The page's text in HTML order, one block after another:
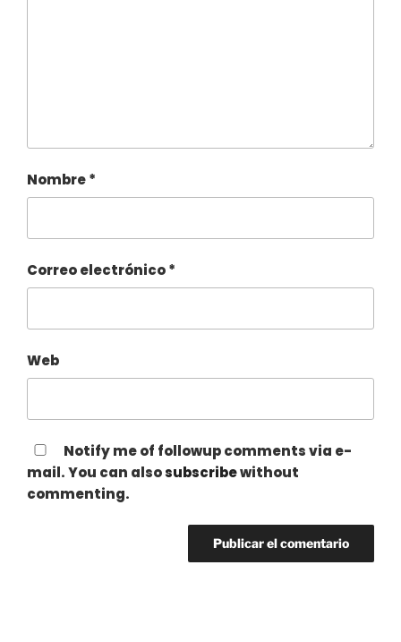
Nombre*
Correo electrónico*
Web
Notify me of followup comments via e-
mail. You can alsosubscribewithout
commenting.